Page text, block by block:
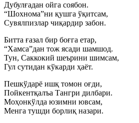
Дубулғадан ойга соябон.
“Шохнома”ни қушга ўқитсам,
Сувялпизлар чиқардир забон.
Битта ғазал бир боғга етар,
“Хамса”дан тож ясади шамшод.
Тун, Саккокий шеърини шимсам,
Гул сутидан кўкарди ҳаёт.
Пешкўдарё ишқ томон оғди,
Пойкентқалъа Тангри дилбари.
Моҳонкўлда юзимни ювсам,
Менга тушди борлиқ назари.